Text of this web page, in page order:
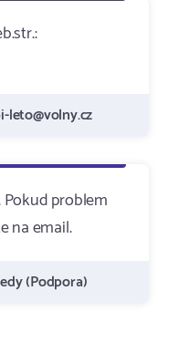
leto@volny.cz
problem
na email.
(Podpora)